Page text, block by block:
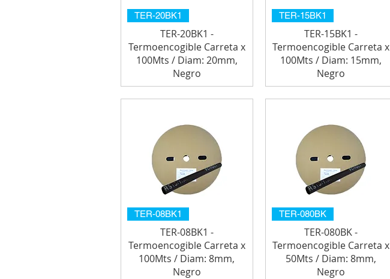
TER-20BK1
TER-20BK1 -
Termoencogible Carreta x
100Mts / Diam: 20mm,
Negro
TER-15BK1
TER-15BK1 -
Termoencogible Carreta x
100Mts / Diam: 15mm,
Negro
TER-08BK1
TER-08BK1 -
Termoencogible Carreta x
100Mts / Diam: 8mm,
Negro
TER-080BK
TER-080BK -
Termoencogible Carreta x
50Mts / Diam: 8mm,
Negro